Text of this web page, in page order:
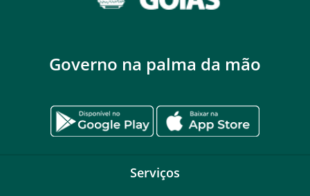
Governo na palma da mão
Serviços